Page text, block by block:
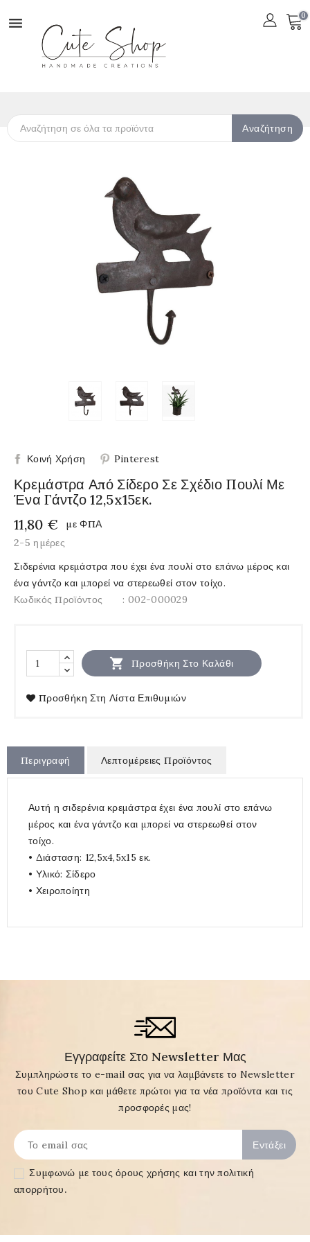
 0
Αναζήτηση
Κοινή Χρήση Pinterest
Κρεμάστρα Από Σίδερο Σε Σχέδιο Πουλί Με
Ένα Γάντζο 12,5x15εκ.
11,80 €
με ΦΠΑ
2-5 ημέρες
Σιδερένια κρεμάστρα που έχει ένα πουλί στο επάνω μέρος και
ένα γάντζο και μπορεί να στερεωθεί στον τοίχο.
Κωδικός Προϊόντος
: 002-000029
 Προσθήκη Στο Καλάθι
Προσθήκη Στη Λίστα Επιθυμιών
Περιγραφή Λεπτομέρειες Προϊόντος
Αυτή η σιδερένια κρεμάστρα έχει ένα πουλί στο επάνω
μέρος και ένα γάντζο και μπορεί να στερεωθεί στον
τοίχο.
• Διάσταση: 12,5x4,5x15 εκ.
• Υλικό: Σίδερο
• Χειροποίητη
Εγγραφείτε Στο Newsletter Μας
Συμπληρώστε το e-mail σας για να λαμβάνετε το Newsletter
του Cute Shop και μάθετε πρώτοι για τα νέα προϊόντα και τις
προσφορές μας!
Συμφωνώ με τουςόρους χρήσης και την πολιτική
απορρήτου.